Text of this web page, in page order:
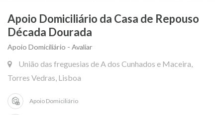
Apoio Domiciliário da Casa de Repouso
Década Dourada
Apoio Domiciliário - Avaliar
União das freguesias de A dos Cunhados e Maceira,
Torres Vedras, Lisboa
Apoio Domiciliário